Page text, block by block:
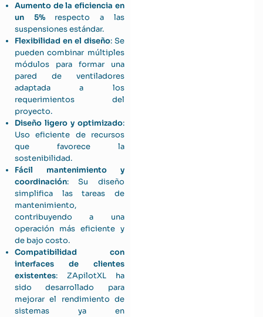
Aumento de la eficiencia en
un 5%respecto a las
suspensiones estándar.
Flexibilidad en el diseño: Se
pueden combinar múltiples
módulos para formar una
pared de ventiladores
adaptada a los
requerimientos del
proyecto.
Diseño ligero y optimizado:
Uso eficiente de recursos
que favorece la
sostenibilidad.
Fácil mantenimiento y
coordinación: Su diseño
simplifica las tareas de
mantenimiento,
contribuyendo a una
operación más eficiente y
de bajo costo.
Compatibilidad con
interfaces de clientes
existentes: ZApilotXL ha
sido desarrollado para
mejorar el rendimiento de
sistemas ya en